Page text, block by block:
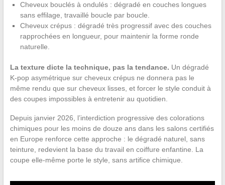
Cheveux bouclés à ondulés : dégradé en couches longues
sans effilage, travaillé boucle par boucle.
Cheveux crépus : dégradé très progressif avec des couches
rapprochées en longueur, pour maintenir la forme ronde
naturelle.
La texture dicte la technique, pas la tendance. Un dégradé
K-pop asymétrique sur cheveux crépus ne donnera pas le
même rendu que sur cheveux lisses, et forcer le style conduit à
des coupes impossibles à entretenir au quotidien.
Depuis janvier 2026, l’interdiction progressive des colorations
chimiques pour les moins de douze ans dans les salons certifiés
en Europe renforce cette approche : le dégradé naturel, sans
teinture, redevient la base du travail en coiffure enfantine. La
coupe elle-même porte le style, sans artifice chimique.